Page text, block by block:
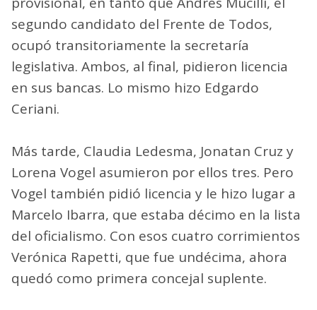
segundo candidato del Frente de Todos,
ocupó transitoriamente la secretaría
legislativa. Ambos, al final, pidieron licencia
en sus bancas. Lo mismo hizo Edgardo
Ceriani.
Más tarde, Claudia Ledesma, Jonatan Cruz y
Lorena Vogel asumieron por ellos tres. Pero
Vogel también pidió licencia y le hizo lugar a
Marcelo Ibarra, que estaba décimo en la lista
del oficialismo. Con esos cuatro corrimientos
Verónica Rapetti, que fue undécima, ahora
quedó como primera concejal suplente.